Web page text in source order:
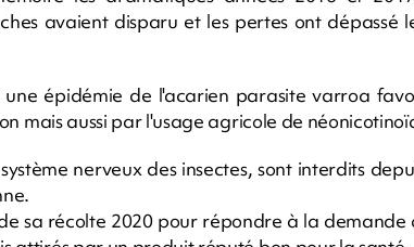
avaient disparu et les pertes ont dépassé
une épidémie de l'acarien parasite varroa
mais aussi par l'usage agricole de
nerveux des insectes, sont interdits
sa récolte 2020 pour répondre à la demande